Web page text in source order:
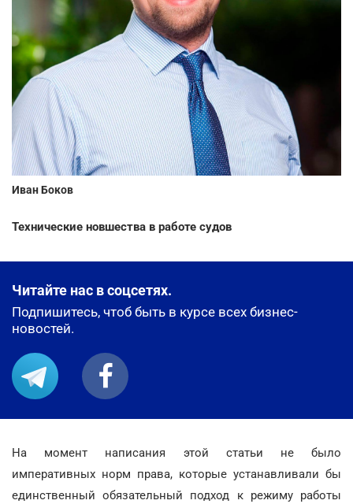
Иван Боков
Технические новшества в работе судов
Читайте нас в соцсетях.
Подпишитесь, чтоб быть в курсе всех бизнес-
новостей.
На момент написания этой статьи не было
императивных норм права, которые устанавливали бы
единственный обязательный подход к режиму работы